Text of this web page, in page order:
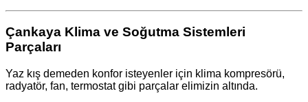
Çankaya Klima ve Soğutma Sistemleri
Parçaları
Yaz kış demeden konfor isteyenler için klima kompresörü,
radyatör, fan, termostat gibi parçalar elimizin altında.